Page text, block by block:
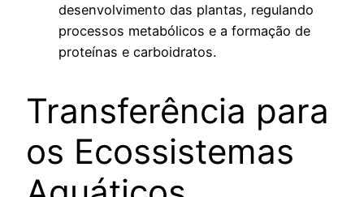
desenvolvimento das plantas, regulando
processos metabólicos e a formação de
proteínas e carboidratos.
Transferência para
os Ecossistemas